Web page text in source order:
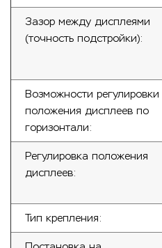
Зазор между дисплеями
(точность подстройки):
Возможности регулировки
положения дисплеев по
горизонтали:
Регулировка положения
дисплеев:
Тип крепления: